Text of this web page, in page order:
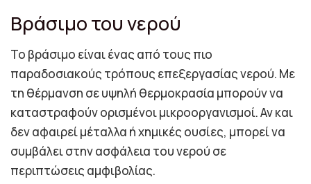
Βράσιμο του νερού
Το βράσιμο είναι ένας από τους πιο
παραδοσιακούς τρόπους επεξεργασίας νερού. Με
τη θέρμανση σε υψηλή θερμοκρασία μπορούν να
καταστραφούν ορισμένοι μικροοργανισμοί. Αν και
δεν αφαιρεί μέταλλα ή χημικές ουσίες, μπορεί να
συμβάλει στην ασφάλεια του νερού σε
περιπτώσεις αμφιβολίας.